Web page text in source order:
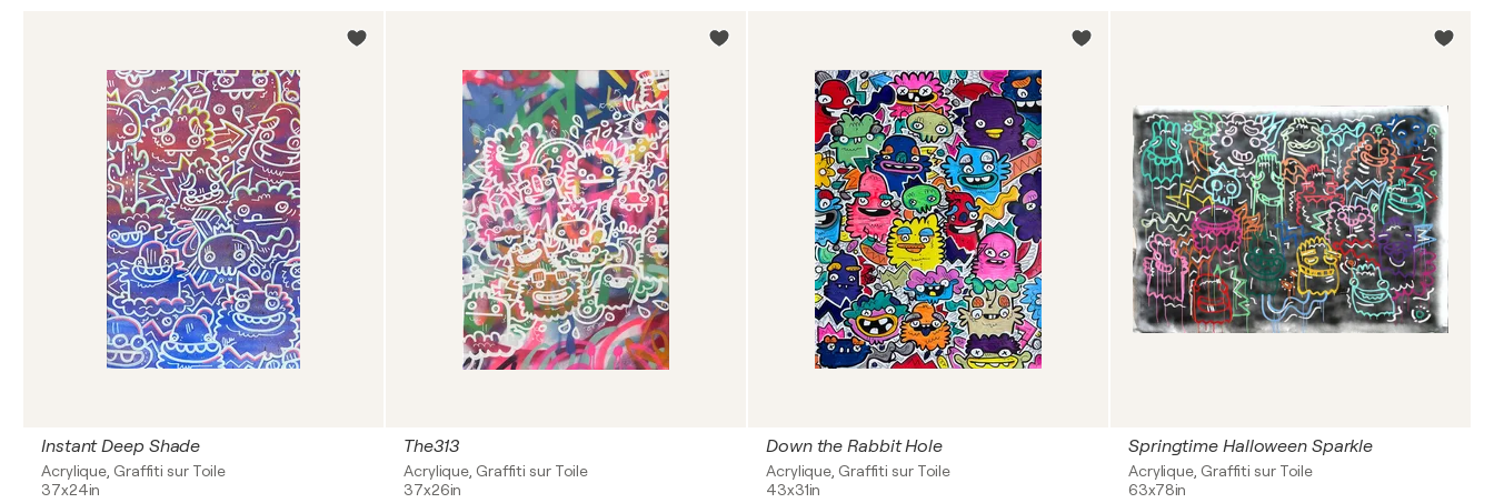
Instant Deep Shade
Acrylique, Graffiti sur Toile
37x24in
The313
Acrylique, Graffiti sur Toile
37x26in
Down the Rabbit Hole
Acrylique, Graffiti sur Toile
43x31in
Springtime Halloween Sparkle
Acrylique, Graffiti sur Toile
63x78in